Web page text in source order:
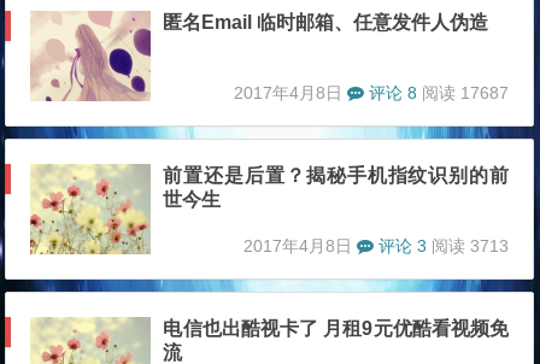
匿名Email 临时邮箱、任意发件人伪造
2017年4月8日 评论 8 阅读 17687
前置还是后置？揭秘手机指纹识别的前
世今生
2017年4月8日 评论 3 阅读 3713
电信也出酷视卡了 月租9元优酷看视频免
流